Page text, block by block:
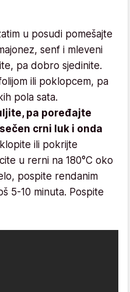
u posudi pomešajte
senf i mleveni
pa dobro sjedinite.
ili poklopcem, pa
pola sata.
pa poređajte
crni luk i onda
ili pokrijte
u rerni na 180°C oko
pospite rendanim
5-10 minuta. Pospite